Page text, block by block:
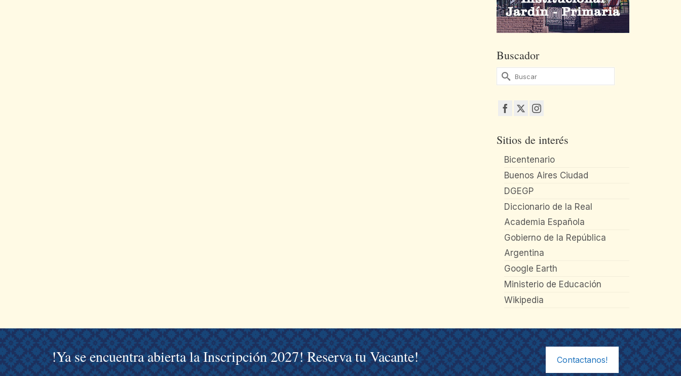
Buscador
Buscar
por:
Sitios de interés
Bicentenario
Buenos Aires Ciudad
DGEGP
Diccionario de la Real
Academia Española
Gobierno de la República
Argentina
Google Earth
Ministerio de Educación
Wikipedia
!Ya se encuentra abierta la Inscripción 2027! Reserva tu Vacante! Contactanos!